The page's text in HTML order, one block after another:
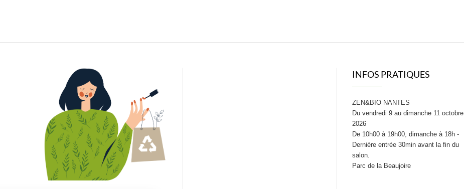
INFOS PRATIQUES
ZEN&BIO NANTES
Du vendredi 9 au dimanche 11 octobre
2026
De 10h00 à 19h00, dimanche à 18h -
Dernière entrée 30min avant la fin du
salon.
Parc de la Beaujoire